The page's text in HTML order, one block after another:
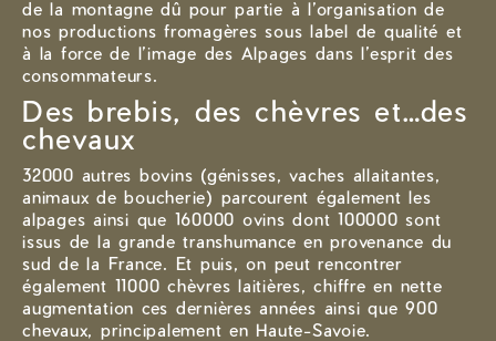
de la montagne dû pour partie à l’organisation de
nos productions fromagères sous label de qualité et
à la force de l’image des Alpages dans l’esprit des
consommateurs.
Des brebis, des chèvres et…des
chevaux
32000 autres bovins (génisses, vaches allaitantes,
animaux de boucherie) parcourent également les
alpages ainsi que 160000 ovins dont 100000 sont
issus de la grande transhumance en provenance du
sud de la France. Et puis, on peut rencontrer
également 11000 chèvres laitières, chiffre en nette
augmentation ces dernières années ainsi que 900
chevaux, principalement en Haute-Savoie.